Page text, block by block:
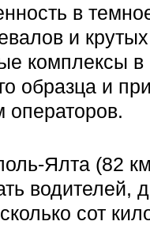
в
и
комплексы
образца и
операторов.
Ялта (82
водителей,
сот